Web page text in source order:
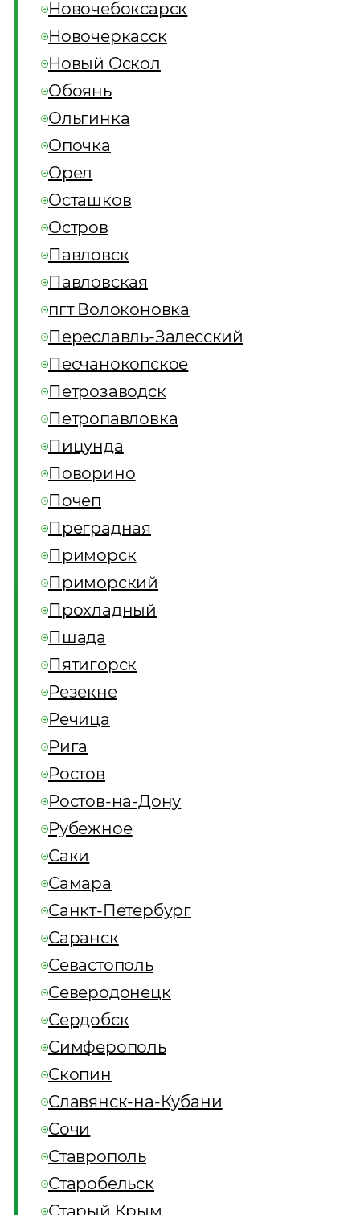
Новочебоксарск
Новочеркасск
Новый Оскол
Обоянь
Ольгинка
Опочка
Орел
Осташков
Остров
Павловск
Павловская
пгт Волоконовка
Переславль-Залесский
Песчанокопское
Петрозаводск
Петропавловка
Пицунда
Поворино
Почеп
Преградная
Приморск
Приморский
Прохладный
Пшада
Пятигорск
Резекне
Речица
Рига
Ростов
Ростов-на-Дону
Рубежное
Саки
Самара
Санкт-Петербург
Саранск
Севастополь
Северодонецк
Сердобск
Симферополь
Скопин
Славянск-на-Кубани
Сочи
Ставрополь
Старобельск
Старый Крым